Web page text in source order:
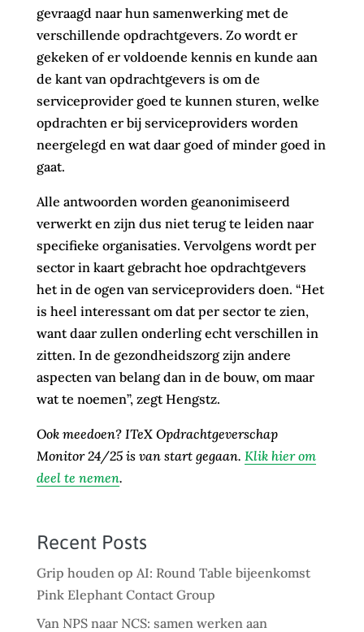
gevraagd naar hun samenwerking met de
verschillende opdrachtgevers. Zo wordt er
gekeken of er voldoende kennis en kunde aan
de kant van opdrachtgevers is om de
serviceprovider goed te kunnen sturen, welke
opdrachten er bij serviceproviders worden
neergelegd en wat daar goed of minder goed in
gaat.
Alle antwoorden worden geanonimiseerd
verwerkt en zijn dus niet terug te leiden naar
specifieke organisaties. Vervolgens wordt per
sector in kaart gebracht hoe opdrachtgevers
het in de ogen van serviceproviders doen. “Het
is heel interessant om dat per sector te zien,
want daar zullen onderling echt verschillen in
zitten. In de gezondheidszorg zijn andere
aspecten van belang dan in de bouw, om maar
wat te noemen”, zegt Hengstz.
Ook meedoen? ITeX Opdrachtgeverschap
Monitor 24/25 is van start gegaan. Klik hier om
deel te nemen.
Recent Posts
Grip houden op AI: Round Table bijeenkomst
Pink Elephant Contact Group
Van NPS naar NCS: samen werken aan